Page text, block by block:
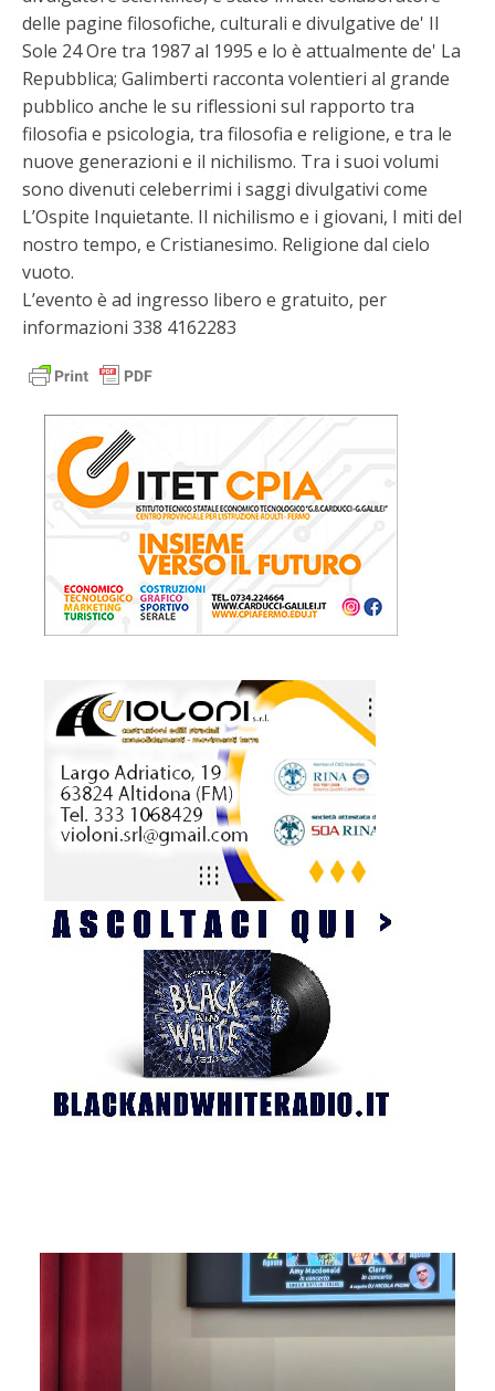
delle pagine filosofiche, culturali e divulgative de' Il
Sole 24 Ore tra 1987 al 1995 e lo è attualmente de' La
Repubblica; Galimberti racconta volentieri al grande
pubblico anche le su riflessioni sul rapporto tra
filosofia e psicologia, tra filosofia e religione, e tra le
nuove generazioni e il nichilismo. Tra i suoi volumi
sono divenuti celeberrimi i saggi divulgativi come
L’Ospite Inquietante. Il nichilismo e i giovani, I miti del
nostro tempo, e Cristianesimo. Religione dal cielo
vuoto.
L’evento è ad ingresso libero e gratuito, per
informazioni 338 4162283